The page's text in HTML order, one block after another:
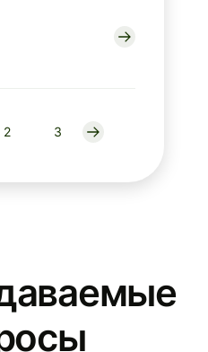
2 3